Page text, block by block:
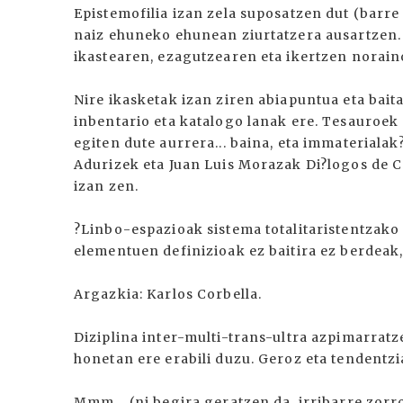
Epistemofilia izan zela suposatzen dut
naiz ehuneko ehunean ziurtatzera
ikastearen, ezagutzearen eta ikertzen
Nire ikasketak izan ziren abiapuntua eta
inbentario eta katalogo lanak ere.
egiten dute aurrera... baina, eta
Adurizek eta Juan Luis Morazak Di?logos de
izan zen.
?Linbo-espazioak sistema
elementuen definizioak ez baitira ez
Argazkia: Karlos Corbella.
Diziplina inter-multi-trans-ultra
honetan ere erabili duzu. Geroz eta